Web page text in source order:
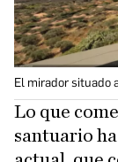
El mirador situado
Lo que
santuario